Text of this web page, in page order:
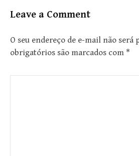
Leave a Comment
O seu endereço de e-mail não será
obrigatórios são marcados com *